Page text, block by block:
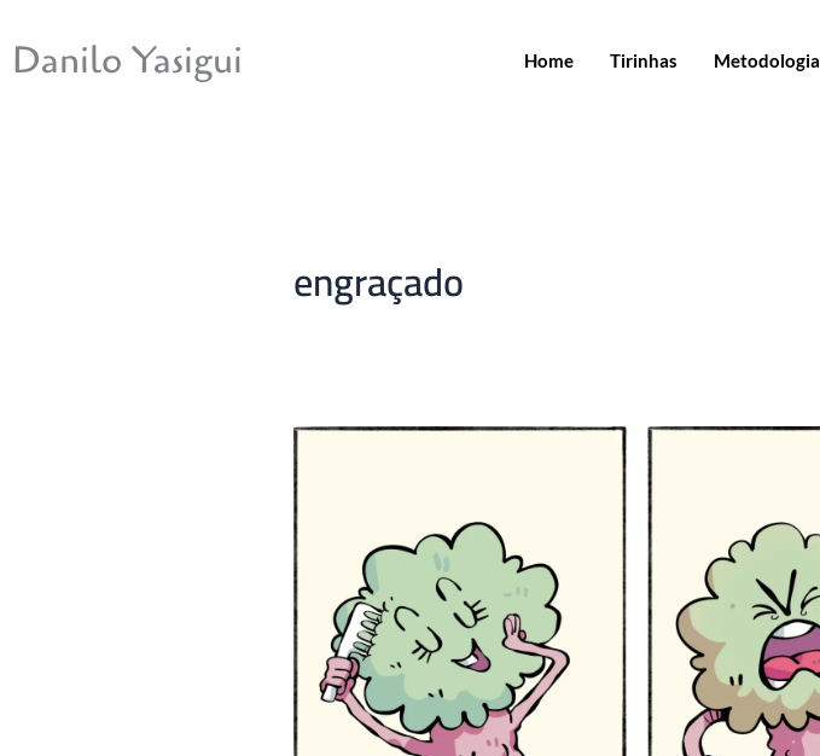
para
Danilo Yasigui Home Tirinhas Metodologia
engraçado